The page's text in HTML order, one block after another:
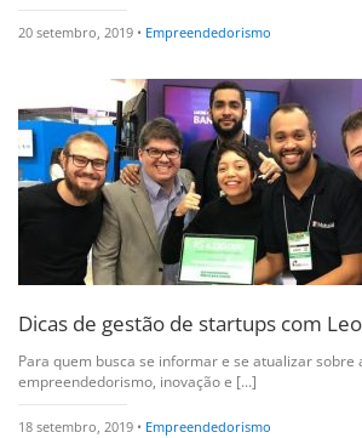
20 setembro, 2019 • Empreendedorismo
Dicas de gestão de startups com
Para quem busca se informar e se atualizar sobre
empreendedorismo, inovação e [...]
18 setembro, 2019 • Empreendedorismo